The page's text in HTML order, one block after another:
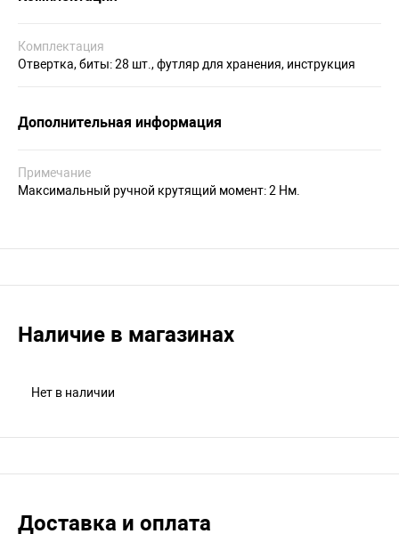
Комплектация
Отвертка, биты: 28 шт., футляр для хранения, инструкция
Дополнительная информация
Примечание
Максимальный ручной крутящий момент: 2 Нм.
Наличие в магазинах
Нет в наличии
Доставка и оплата